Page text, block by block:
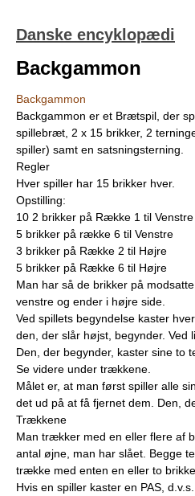
Danske encyklopædi
Backgammon
Backgammon
Backgammon er et Brætspil, der
spillebræt, 2 x 15 brikker, 2
spiller) samt en satsningsterning.
Regler
Hver spiller har 15 brikker hver.
Opstilling:
10 2 brikker på Række 1 til Venstre
5 brikker på række 6 til Venstre
3 brikker på Række 2 til Højre
5 brikker på Række 6 til Højre
Man har så de brikker på
venstre og ender i højre side.
Ved spillets begyndelse kaster
den, der slår højst, begynder. Ved
Den, der begynder, kaster sine to
Se videre under trækkene.
Målet er, at man først spiller alle
det ud på at få fjernet dem. Den,
Trækkene
Man trækker med en eller flere af
antal øjne, man har slået. Begge
trække med enten en eller to
Hvis en spiller kaster en PAS,